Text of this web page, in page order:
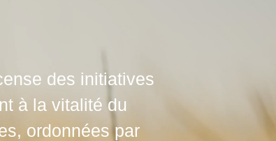
des initiatives
à la vitalité du
ordonnées par